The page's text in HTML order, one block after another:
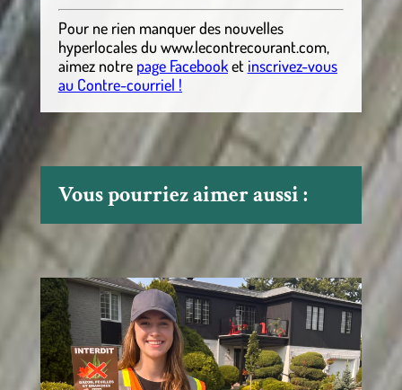
Pour ne rien manquer des nouvelles
hyperlocalesdu www.lecontrecourant.com,
aimez notre page Facebooket inscrivez-vous
au Contre-courriel !
Vous pourriez aimer aussi :